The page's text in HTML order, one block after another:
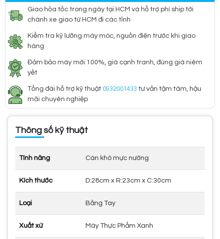
Giao hỏa tốc trong ngày tại HCM và hỗ trợ phí ship tới
chành xe giao từ HCM đi các tỉnh
Kiểm tra kỹ lưỡng máy móc, nguồn điện trước khi giao
hàng
Đảm bảo máy mới 100%, giá cạnh tranh, đúng giá niêm
yết
Tổng đài hỗ trợ kỹ thuật 0932001433 tư vấn tậm tâm, hậu
mãi chuyên nghiệp
Thông số kỹ thuật
Tính năng Cán khô mực nướng
Kích thước D:28cm x R:23cm x C:30cm
Loại Bằng Tay
Xuất xứ Máy Thực Phẩm Xanh